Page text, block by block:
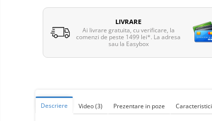
Telefoane mobile HUAWEI
Telefoane mobile Xiaomi
BRANDURI
Tablete PC, mini PC si
LIVRARE
Ai livrare gratuita, cu verificare, la
comenzi de peste 1499 lei*. La adresa
sau la Easybox
Descriere Video(3) Prezentare in poze Caracteristici